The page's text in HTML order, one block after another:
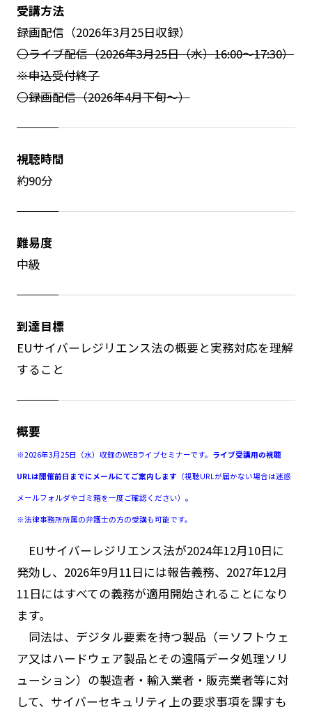
受講方法
録画配信（2026年3月25日収録）
〇ライブ配信（2026年3月25日（水）16:00～17:30）
※申込受付終了
〇録画配信（2026年4月下旬～）
視聴時間
約90分
難易度
中級
到達目標
EUサイバーレジリエンス法の概要と実務対応を理解
すること
概要
※2026年3月25日（水）収録のWEBライブセミナーです。 ライブ受講用の視聴
URLは開催前日までにメールにてご案内します （視聴URLが届かない場合は迷惑
メールフォルダやゴミ箱を一度ご確認ください） 。
※法律事務所所属の弁護士の方の受講も可能です。
EUサイバーレジリエンス法が2024年12月10日に
発効し、2026年9月11日には報告義務、2027年12月
11日にはすべての義務が適用開始されることになり
ます。
同法は、デジタル要素を持つ製品（＝ソフトウェ
ア又はハードウェア製品とその遠隔データ処理ソリ
ューション）の製造者・輸入業者・販売業者等に対
して、サイバーセキュリティ上の要求事項を課すも